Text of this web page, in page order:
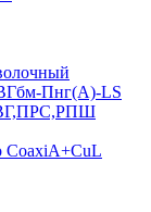
Пнг(А)-LS
CoaxiA+CuL